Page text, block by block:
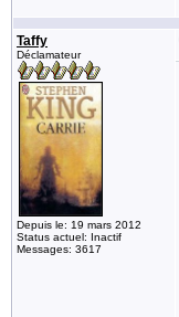
Taffy
Déclamateur
Depuis le: 19 mars 2012
Status actuel: Inactif
Messages: 3617